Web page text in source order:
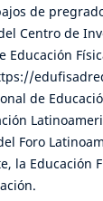
de
Centro de
de
Foro
la Educación